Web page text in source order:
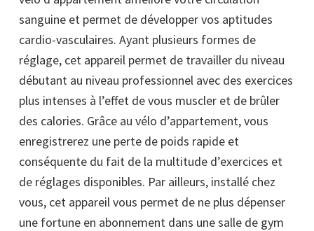
sanguine et permet de développer vos aptitudes
cardio-vasculaires. Ayant plusieurs formes de
réglage, cet appareil permet de travailler du niveau
débutant au niveau professionnel avec des exercices
plus intenses à l’effet de vous muscler et de brûler
des calories. Grâce au vélo d’appartement, vous
enregistrerez une perte de poids rapide et
conséquente du fait de la multitude d’exercices et
de réglages disponibles. Par ailleurs, installé chez
vous, cet appareil vous permet de ne plus dépenser
une fortune en abonnement dans une salle de gym